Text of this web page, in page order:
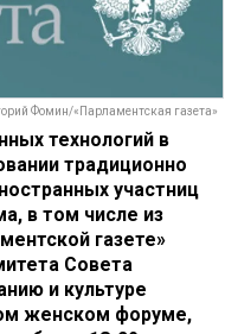
Фомин/«Парламентская газета»
технологий в
традиционно
участниц
в том числе из
газете»
Совета
и культуре
женском форуме,